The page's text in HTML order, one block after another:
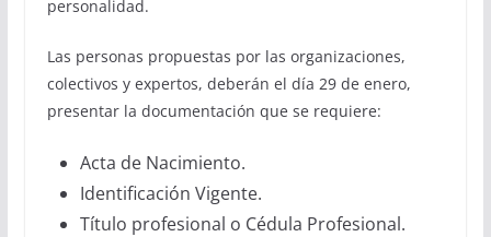
personalidad.
Las personas propuestas por las organizaciones,
colectivos y expertos, deberán el día 29 de enero,
presentar la documentación que se requiere:
Acta de Nacimiento.
Identificación Vigente.
Título profesional o Cédula Profesional.